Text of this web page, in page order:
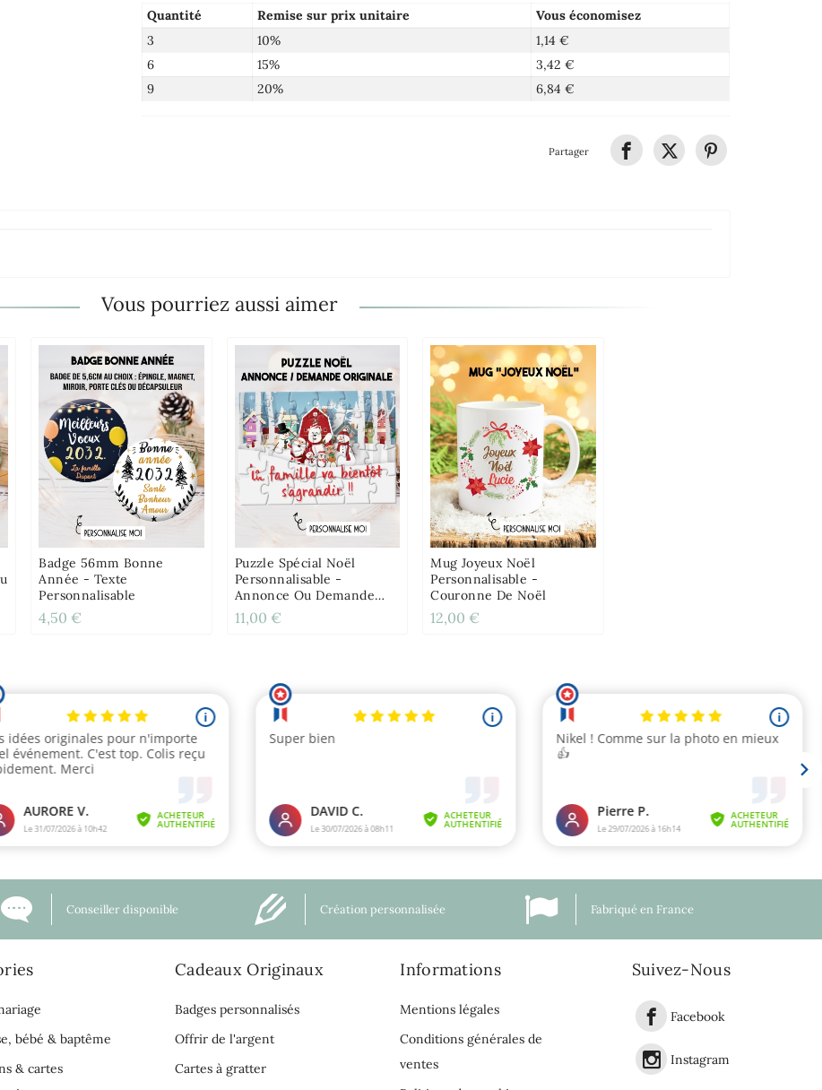
Quantité Remise sur prix unitaire
Vous économisez
3
10%
1,14 €
6
15%
3,42 €
9
20% 6,84 €
Partager
Vous pourriez aussi aimer
Badge 56mm Bonne
Année - Texte
Personnalisable
4,50 €
Puzzle Spécial Noël
Personnalisable -
Annonce Ou Demande
Originale
11,00 €
Mug Joyeux Noël
Personnalisable -
Couronne De Noël
12,00 €
Conseiller disponible Création personnalisée Fabriqué en France
bébé & baptême
& cartes
Cadeaux Originaux
Badges personnalisés
Offrir de l'argent
Cartes à gratter
Informations
Mentions légales
Conditions générales de
ventes
Suivez-Nous
Facebook
Instagram